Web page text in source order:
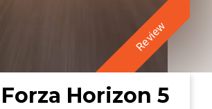
Review
Forza Horizon 5